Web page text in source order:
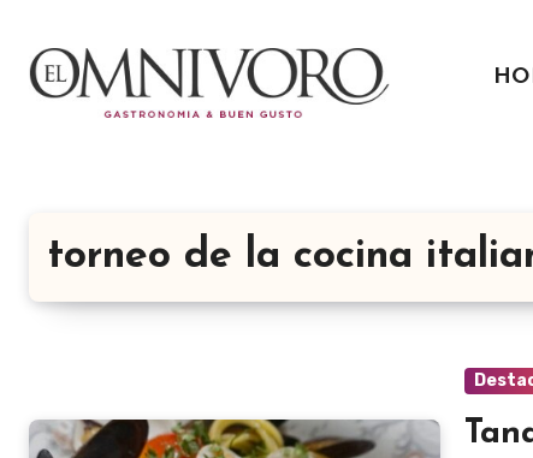
contenido
torneo de la cocina